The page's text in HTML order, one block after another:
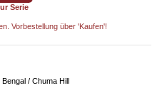
Serie
Vorbestellung über 'Kaufen'!
/ Chuma Hill